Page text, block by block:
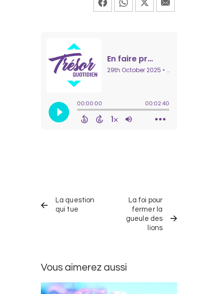
dans
les
QUOTIDIEN
PRÉCÉDENT
La question
qui tue
QUOTIDIEN
La foi pour
fermer la
gueule des
lions
Vous aimerez aussi